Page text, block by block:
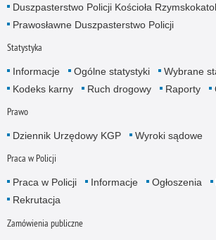
Duszpasterstwo Policji Kościoła
Prawosławne Duszpasterstwo Policji
Statystyka
Informacje Ogólne statystyki
Wybrane
Kodeks karny
Ruch drogowy Raporty
Prawo
Dziennik Urzędowy KGP Wyroki sądowe
Praca w Policji
Praca w Policji Informacje Ogłoszenia
Rekrutacja
Zamówienia publiczne